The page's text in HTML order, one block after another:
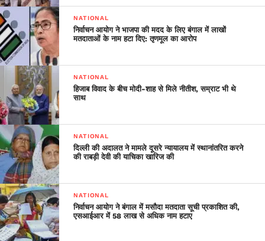
(@RajThackeray)May 25,
2020
NATIONAL
निर्वाचन आयोग ने भाजपा की मदद के लिए बंगाल में लाखों
मतदाताओं के नाम हटा दिए: तृणमूल का आरोप
NATIONAL
हिजाब विवाद के बीच मोदी-शाह से मिले नीतीश, सम्राट भी थे
साथ
NATIONAL
दिल्ली की अदालत ने मामले दूसरे न्यायालय में स्थानांतरित करने
की राबड़ी देवी की याचिका खारिज की
NATIONAL
निर्वाचन आयोग ने बंगाल में मसौदा मतदाता सूची प्रकाशित की,
एसआईआर में 58 लाख से अधिक नाम हटाए